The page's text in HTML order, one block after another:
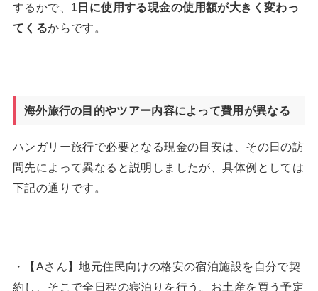
するかで、 1 日に使用する現金の使用額が大きく変わっ
てくるからです。
海外旅行の目的やツアー内容によって費用が異なる
ハンガリー旅行で必要となる現金の目安は、その日の訪
問先によって異なると説明しましたが、具体例としては
下記の通りです。
・【Aさん】地元住民向けの格安の宿泊施設を自分で契
約し、そこで全日程の寝泊りを行う。お土産を買う予定